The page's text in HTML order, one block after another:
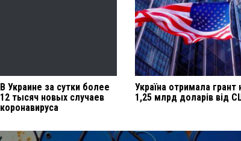
В Украине за сутки более
12 тысяч новых случаев
коронавируса
Україна отримала грант
1,25 млрд доларів від